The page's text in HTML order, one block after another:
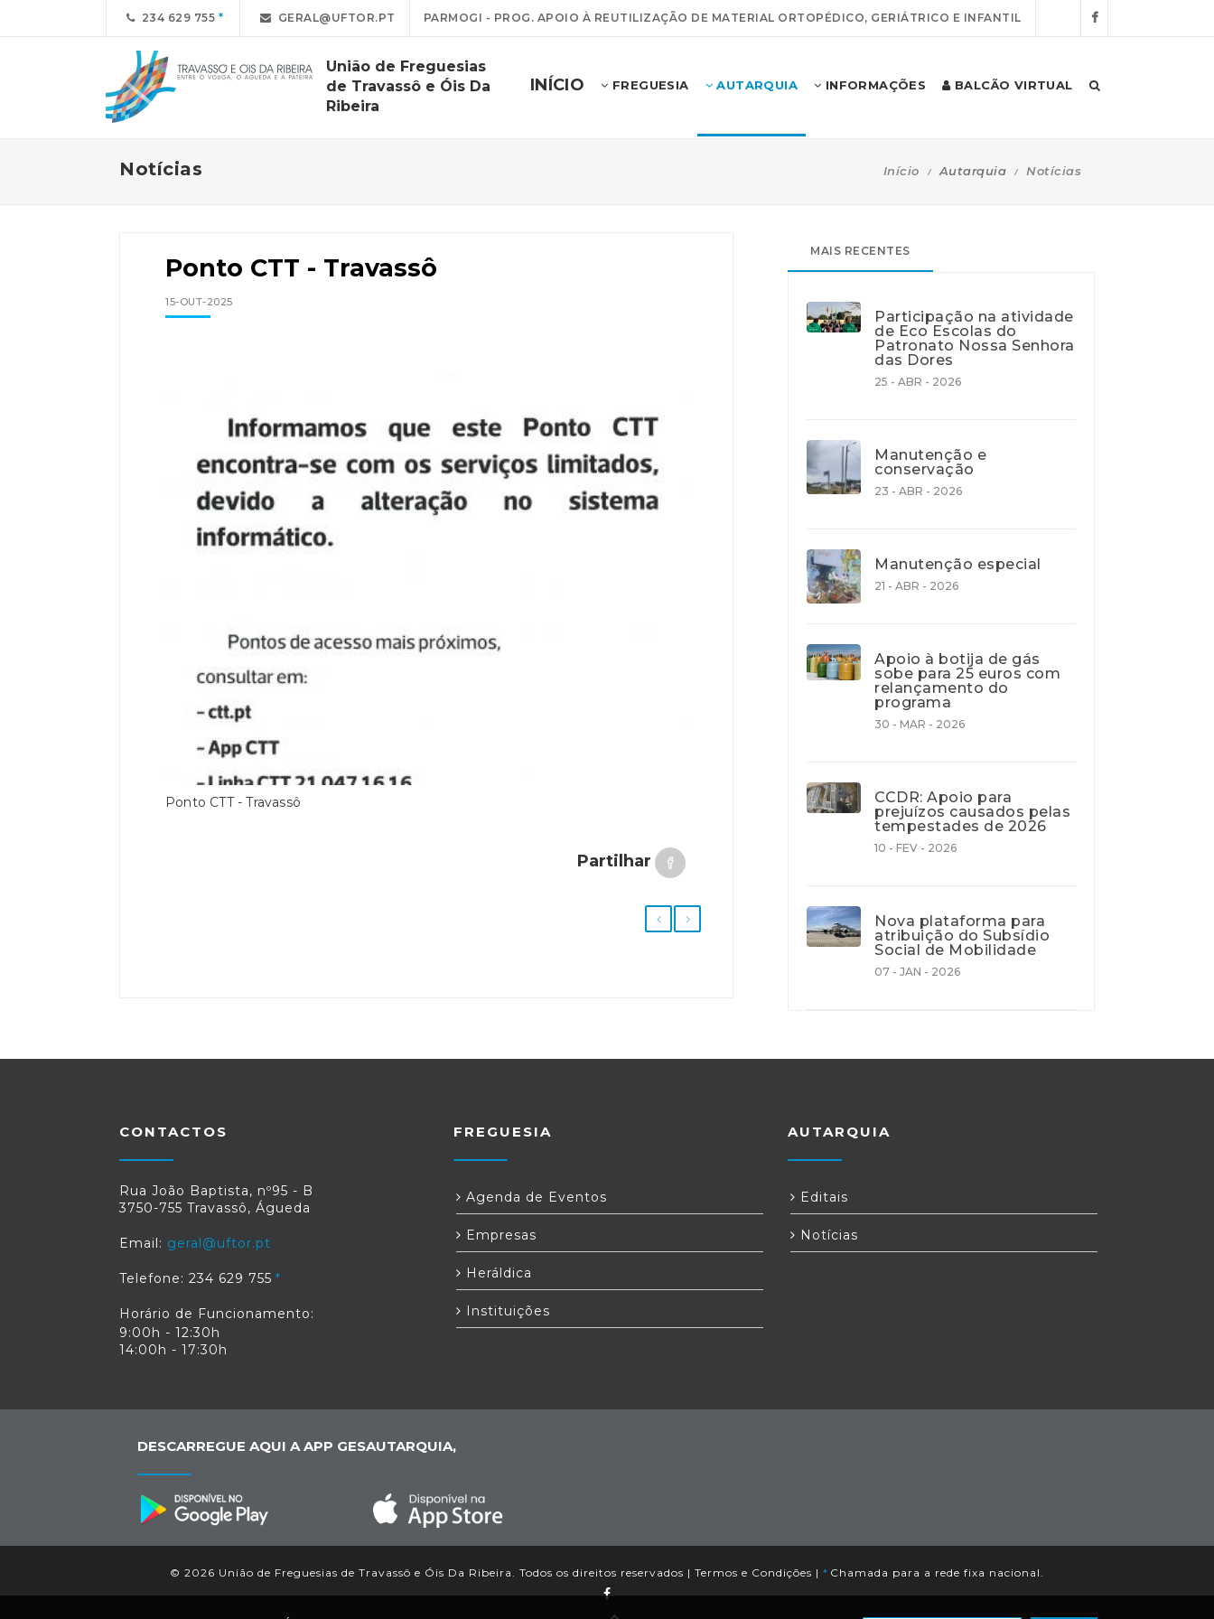
234 629 755 GERAL@UFTOR.PT PARMOGI - PROG. APOIO À REUTILIZAÇÃO DE MATERIAL ORTOPÉDICO, GERIÁTRICO E INFANTIL
União de Freguesias
de Travassô e Óis Da
Ribeira
INÍCIO FREGUESIA AUTARQUIA INFORMAÇÕES BALCÃO VIRTUAL
Notícias Início Autarquia Notícias
Ponto CTT - Travassô
15-OUT-2025
Ponto CTT - Travassô
Partilhar
MAIS RECENTES
Participação na atividade
de Eco Escolas do
Patronato Nossa Senhora
das Dores
25 - ABR - 2026
Manutenção e
conservação
23 - ABR - 2026
Manutenção especial
21 - ABR - 2026
Apoio à botija de gás
sobe para 25 euros com
relançamento do
programa
30 - MAR - 2026
CCDR: Apoio para
prejuízos causados pelas
tempestades de 2026
10 - FEV - 2026
Nova plataforma para
atribuição do Subsídio
Social de Mobilidade
07 - JAN - 2026
CONTACTOS
Rua João Baptista, nº95 - B
3750-755 Travassô, Águeda
Email: geral@uftor.pt
Telefone: 234 629 755
Horário de Funcionamento:
9:00h - 12:30h
14:00h - 17:30h
FREGUESIA
Agenda de Eventos
Empresas
Heráldica
Instituições
AUTARQUIA
Editais
Notícias
DESCARREGUE AQUI A APP GESAUTARQUIA,
© 2026 União de Freguesias de Travassô e Óis Da Ribeira. Todos os direitos reservados | Termos e Condições | * Chamada para a rede fixa nacional.